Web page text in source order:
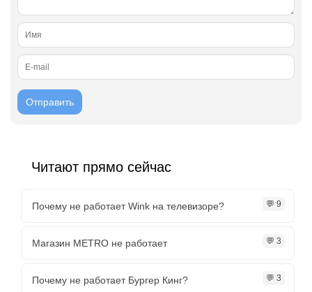
Читают прямо сейчас
Почему не работает Wink на телевизоре? 💬 9
Магазин METRO не работает 💬 3
Почему не работает Бургер Кинг? 💬 3